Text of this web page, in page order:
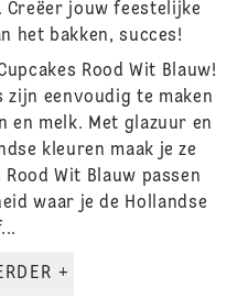
Creëer jouw feestelijke
het bakken, succes!
Rood Wit Blauw!
zijn eenvoudig te maken
en melk. Met glazuur en
kleuren maak je ze
Wit Blauw passen
waar je de Hollandse
LEES VERDER +